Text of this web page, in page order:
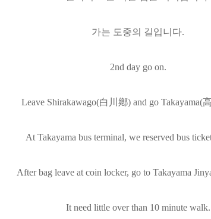
가는 도중의 길입니다.
2nd day go on.
Leave Shirakawago(白川鄕) and go Takayama(
At Takayama bus terminal, we reserved bus
Afterbag leave at coin locker, go to Takayama
It need little over than 10 minute walk.